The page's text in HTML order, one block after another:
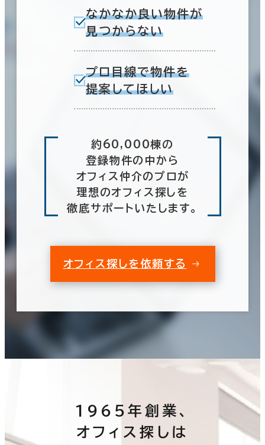
なかなか良い物件が
見つからない
プロ目線で物件を
提案してほしい
約60,000棟の
登録物件の中から
オフィス仲介のプロが
理想のオフィス探しを
徹底サポートいたします。
オフィス探しを依頼する
1965年創業、
オフィス探しは